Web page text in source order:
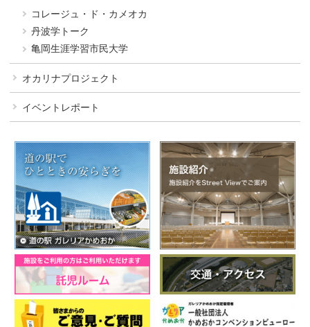
コレージュ・ド・カメオカ
丹波学トーク
亀岡生涯学習市民大学
オカリナプロジェクト
イベントレポート